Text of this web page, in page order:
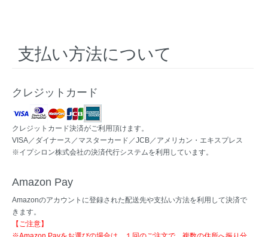
支払い方法について
クレジットカード
クレジットカード決済がご利用頂けます。
VISA／ダイナース／マスターカード／JCB／アメリカン・エキスプレス
※イプシロン株式会社の決済代行システムを利用しています。
Amazon Pay
Amazonのアカウントに登録された配送先や支払い方法を利用して決済で
きます。
【ご注意】